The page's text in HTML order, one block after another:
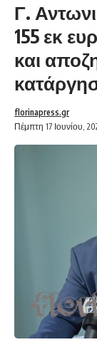
Γ.
155 εκ
και
Πέμπτη 17 Ιουνίου,
florinapress.gr